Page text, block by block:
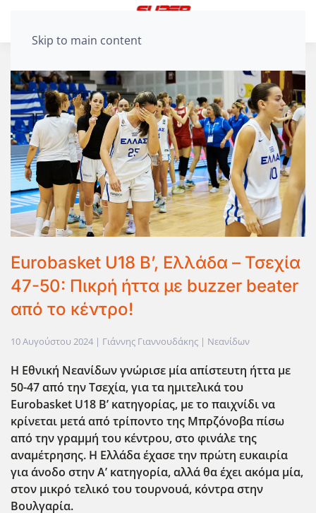
Skip to main content
Eurobasket U18 B’, Ελλάδα – Τσεχία
47-50: Πικρή ήττα με buzzer beater
από το κέντρο!
10 Αυγούστου 2024 | Γιάννης Γιαννουδάκης | Νεανίδων
Η Εθνική Νεανίδων γνώρισε μία απίστευτη ήττα με
50-47 από την Τσεχία, για τα ημιτελικά του
Eurobasket U18 Β’ κατηγορίας, με το παιχνίδι να
κρίνεται μετά από τρίποντο της Μπρζόνοβα πίσω
από την γραμμή του κέντρου, στο φινάλε της
αναμέτρησης. Η Ελλάδα έχασε την πρώτη ευκαιρία
για άνοδο στην Α’ κατηγορία, αλλά θα έχει ακόμα μία,
στον μικρό τελικό του τουρνουά, κόντρα στην
Βουλγαρία.